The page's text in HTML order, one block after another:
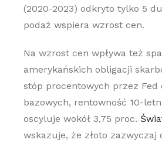
(2020-2023) odkryto tylko 5
podaż wspiera wzrost cen.
Na wzrost cen wpływa też
amerykańskich obligacji
stóp procentowych przez Fed
bazowych, rentowność 10-
oscyluje wokół 3,75 proc.
wskazuje, że złoto zazwyczaj